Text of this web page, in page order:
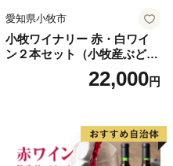
愛知県小牧市
小牧ワイナリー 赤・白ワイ
ン２本セット（小牧産ぶどう
22,000円